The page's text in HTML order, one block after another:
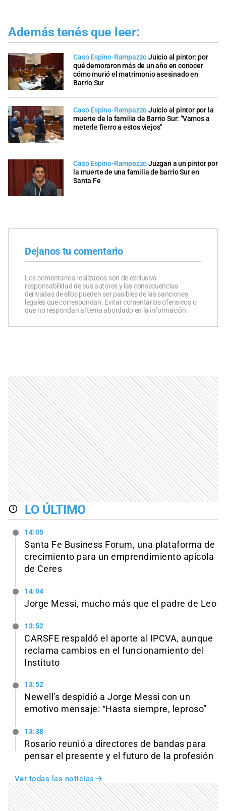
Además tenés que leer:
Caso Espino-RampazzoJuicio al pintor: por
qué demoraron más de un año en conocer
cómo murió el matrimonio asesinado en
Barrio Sur
Caso Espino-RampazzoJuicio al pintor por la
muerte de la familia de Barrio Sur: "Vamos a
meterle fierro a estos viejos"
Caso Espino-RampazzoJuzgan a un pintor por
la muerte de una familia de barrio Sur en
Santa Fe
Dejanos tu comentario
Los comentarios realizados son de exclusiva
responsabilidad de sus autores y las consecuencias
derivadas de ellos pueden ser pasibles de las sanciones
legales que correspondan. Evitar comentarios ofensivos o
que no respondan al tema abordado en la información.
LO ÚLTIMO
14:05
Santa Fe Business Forum, una plataforma de
crecimiento para un emprendimiento apícola
de Ceres
14:04
Jorge Messi, mucho más que el padre de Leo
13:52
CARSFE respaldó el aporte al IPCVA, aunque
reclama cambios en el funcionamiento del
Instituto
13:52
Newell's despidió a Jorge Messi con un
emotivo mensaje: “Hasta siempre, leproso”
13:38
Rosario reunió a directores de bandas para
pensar el presente y el futuro de la profesión
Ver todas las noticias